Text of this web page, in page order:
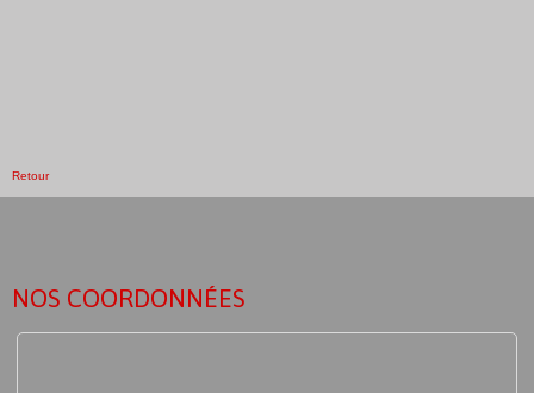
Retour
NOS COORDONNÉES